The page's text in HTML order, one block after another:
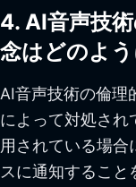
4. AI音声技
念はどのよ
AI音声技術の倫理
によって対処され
用されている場合
スに通知するこ